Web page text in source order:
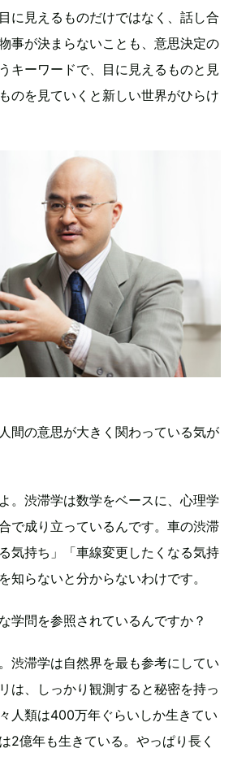
に見えるものだけではなく、話し合
事が決まらないことも、意思決定の
キーワードで、目に見えるものと見
のを見ていくと新しい世界がひらけ
間の意思が大きく関わっている気が
。渋滞学は数学をベースに、心理学
で成り立っているんです。車の渋滞
気持ち」「車線変更したくなる気持
知らないと分からないわけです。
学問を参照されているんですか？
渋滞学は自然界を最も参考にしてい
は、しっかり観測すると秘密を持っ
人類は400万年ぐらいしか生きてい
2億年も生きている。やっぱり長く